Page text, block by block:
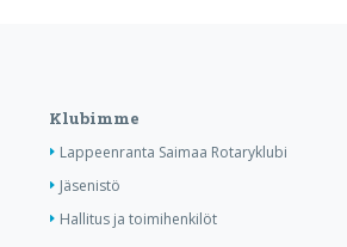
Klubimme
Lappeenranta Saimaa Rotaryklubi
Jäsenistö
Hallitus ja toimihenkilöt